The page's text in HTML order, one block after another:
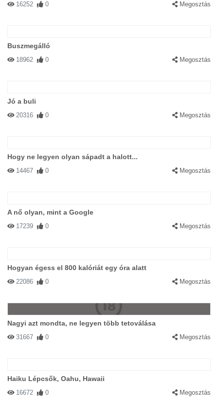
16252 0 Megosztás
Buszmegálló
18962 0 Megosztás
Jó a buli
20316 0 Megosztás
Hogy ne legyen olyan sápadt a halott...
14467 0 Megosztás
A nő olyan, mint a Google
17239 0 Megosztás
Hogyan égess el 800 kalóriát egy óra alatt
22086 0 Megosztás
Nagyi azt mondta, ne legyen több tetoválása
31667 0 Megosztás
Haiku Lépcsők, Oahu, Hawaii
16672 0 Megosztás